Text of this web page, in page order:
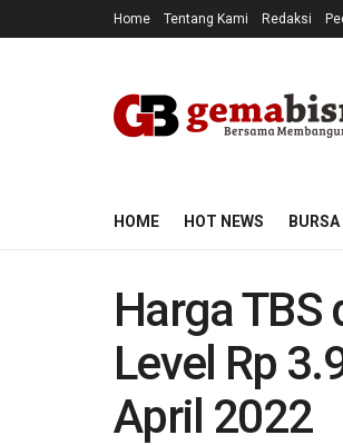
Home Tentang Kami Redaksi
HOME HOT NEWS
Harga TBS
Level Rp
April 2022